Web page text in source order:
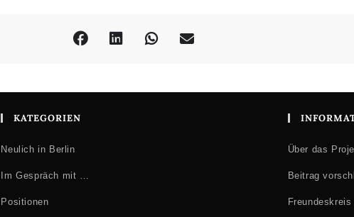
KATEGORIEN
Neulich in Berlin
Im Gespräch mit …
Positionen
Über das
Beitrag
Freundeskreis